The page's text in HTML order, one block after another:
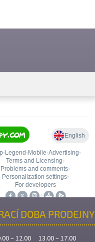
DOBA PRODEJNY
– 12.00 13.00 – 17.00